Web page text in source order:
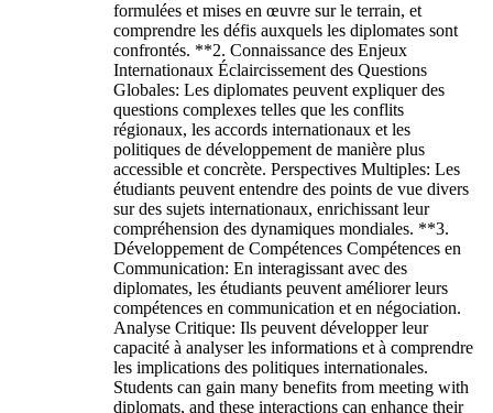
formulées et mises en œuvre sur le terrain, et
comprendre les défis auxquels les diplomates sont
confrontés. **2. Connaissance des Enjeux
Internationaux Éclaircissement des Questions
Globales: Les diplomates peuvent expliquer des
questions complexes telles que les conflits
régionaux, les accords internationaux et les
politiques de développement de manière plus
accessible et concrète. Perspectives Multiples: Les
étudiants peuvent entendre des points de vue divers
sur des sujets internationaux, enrichissant leur
compréhension des dynamiques mondiales. **3.
Développement de Compétences Compétences en
Communication: En interagissant avec des
diplomates, les étudiants peuvent améliorer leurs
compétences en communication et en négociation.
Analyse Critique: Ils peuvent développer leur
capacité à analyser les informations et à comprendre
les implications des politiques internationales.
Students can gain many benefits from meeting with
diplomats, and these interactions can enhance their